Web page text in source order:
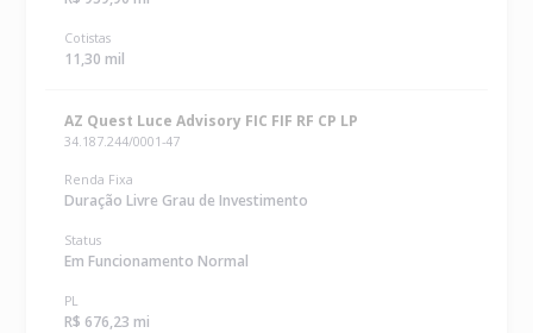
Cotistas
11,30 mil
AZ Quest Luce Advisory FIC FIF RF CP LP
34.187.244/0001-47
Renda Fixa
Duração Livre Grau de Investimento
Status
Em Funcionamento Normal
PL
R$ 676,23 mi